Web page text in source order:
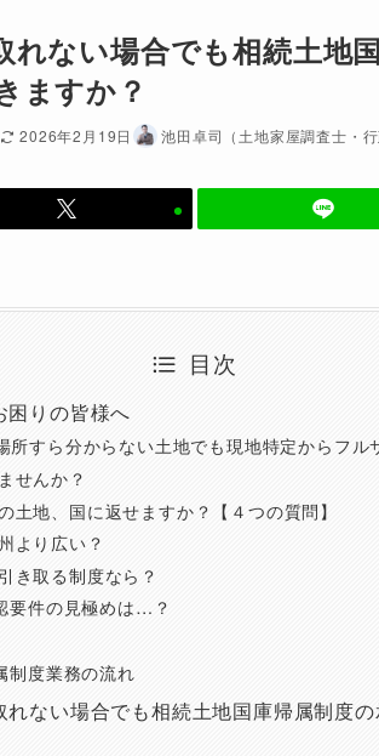
れない場合でも相続土地
ますか？
2026年2月19日 池田卓司（土地家屋調査士・行
目次
困りの皆様へ
すら分からない土地でも現地特定からフル
せんか？
土地、国に返せますか？【４つの質問】
より広い？
き取る制度なら？
要件の見極めは…？
制度業務の流れ
ない場合でも相続土地国庫帰属制度